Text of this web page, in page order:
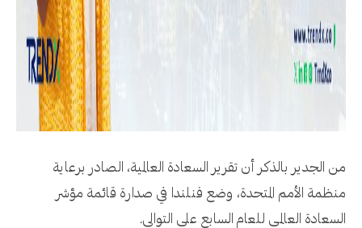
من الجدير بالذكر أن تقرير السعادة العالمية، الصادر برعاية
منظمة الأمم المتحدة، وضع فنلندا في صدارة قائمة مؤشر
السعادة العالمي للعام السابع على التوالي.